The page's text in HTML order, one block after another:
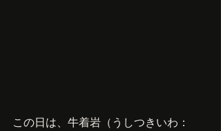
この日は、牛着岩（うしつきいわ：